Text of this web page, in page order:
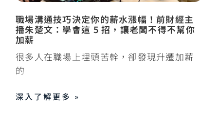
職場溝通技巧決定你的薪水漲幅！前財經主
播朱楚文：學會這 5 招，讓老闆不得不幫你
加薪
很多人在職場上埋頭苦幹，卻發現升遷加薪
的
深入了解更多 »